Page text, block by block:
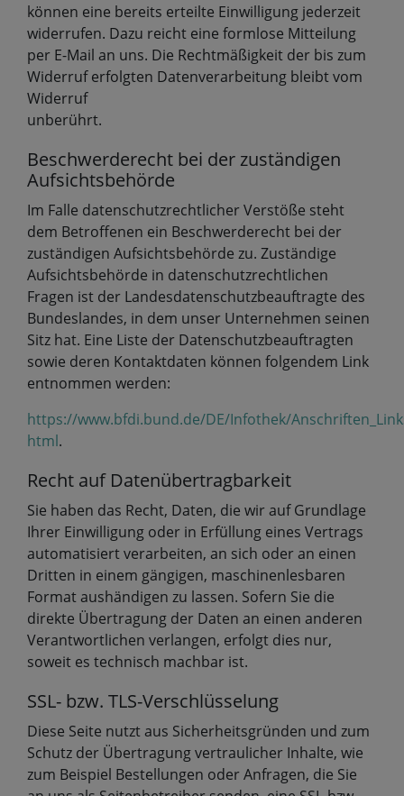
können eine bereits erteilte Einwilligung jederzeit
widerrufen. Dazu reicht eine formlose Mitteilung
per E-Mail an uns. Die Rechtmäßigkeit der bis zum
Widerruf erfolgten Datenverarbeitung bleibt vom
Widerruf
unberührt.
Beschwerderecht bei der zuständigen
Aufsichtsbehörde
Im Falle datenschutzrechtlicher Verstöße steht
dem Betroffenen ein Beschwerderecht bei der
zuständigen Aufsichtsbehörde zu. Zuständige
Aufsichtsbehörde in datenschutzrechtlichen
Fragen ist der Landesdatenschutzbeauftragte des
Bundeslandes, in dem unser Unternehmen seinen
Sitz hat. Eine Liste der Datenschutzbeauftragten
sowie deren Kontaktdaten können folgendem Link
entnommen werden:
https://www.bfdi.bund.de/DE/Infothek/
html.
Recht auf Datenübertragbarkeit
Sie haben das Recht, Daten, die wir auf Grundlage
Ihrer Einwilligung oder in Erfüllung eines Vertrags
automatisiert verarbeiten, an sich oder an einen
Dritten in einem gängigen, maschinenlesbaren
Format aushändigen zu lassen. Sofern Sie die
direkte Übertragung der Daten an einen anderen
Verantwortlichen verlangen, erfolgt dies nur,
soweit es technisch machbar ist.
SSL- bzw. TLS-Verschlüsselung
Diese Seite nutzt aus Sicherheitsgründen und zum
Schutz der Übertragung vertraulicher Inhalte, wie
zum Beispiel Bestellungen oder Anfragen, die Sie